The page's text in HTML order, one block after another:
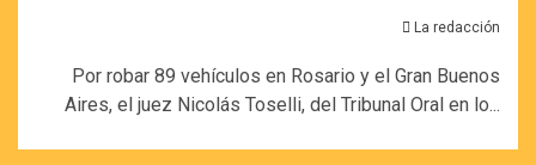
La redacción
Por robar 89 vehículos en Rosario y el Gran Buenos
Aires, el juez Nicolás Toselli, del Tribunal Oral en lo...